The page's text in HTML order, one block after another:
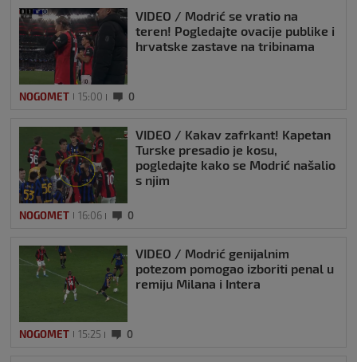
VIDEO / Modrić se vratio na
teren! Pogledajte ovacije publike i
hrvatske zastave na tribinama
NOGOMET 15:00 0
VIDEO / Kakav zafrkant! Kapetan
Turske presadio je kosu,
pogledajte kako se Modrić našalio
s njim
NOGOMET 16:06 0
VIDEO / Modrić genijalnim
potezom pomogao izboriti penal u
remiju Milana i Intera
NOGOMET 15:25 0